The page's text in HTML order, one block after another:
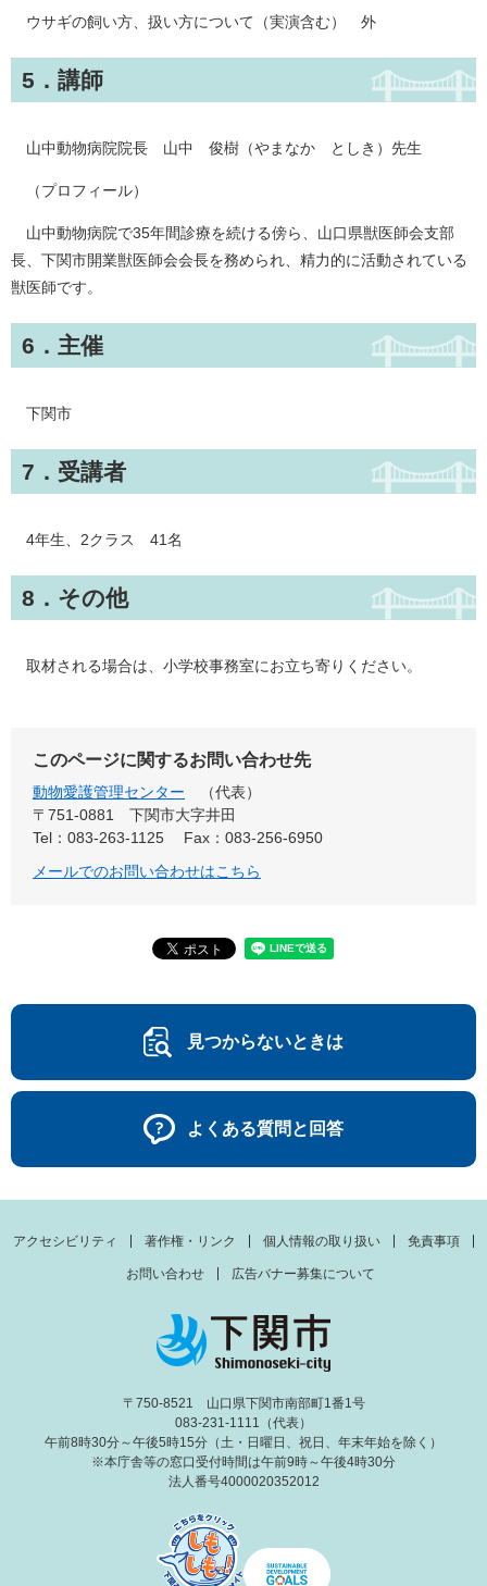
ウサギの飼い方、扱い方について（実演含む） 外
5．講師
山中動物病院院長 山中 俊樹（やまなか としき）先生
（プロフィール）
山中動物病院で35年間診療を続ける傍ら、山口県獣医師会支部
長、下関市開業獣医師会会長を務められ、精力的に活動されている
獣医師です。
6．主催
下関市
7．受講者
4年生、2クラス 41名
8．その他
取材される場合は、小学校事務室にお立ち寄りください。
このページに関するお問い合わせ先
動物愛護管理センター
代表
〒751-0881
下関市大字井田
Tel：083-263-1125
Fax：083-256-6950
メールでのお問い合わせはこちら
見つからないときは
よくある質問と回答
アクセシビリティ 著作権・リンク 個人情報の取り扱い 免責事項
お問い合わせ 広告バナー募集について
〒750-8521 山口県下関市南部町1番1号
083-231-1111（代表）
午前8時30分～午後5時15分（土・日曜日、祝日、年末年始を除く）
※本庁舎等の窓口受付時間は午前9時～午後4時30分
法人番号4000020352012